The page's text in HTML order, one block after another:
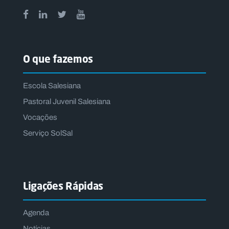
O que fazemos
Escola Salesiana
Pastoral Juvenil Salesiana
Vocações
Serviço SolSal
Ligações Rápidas
Agenda